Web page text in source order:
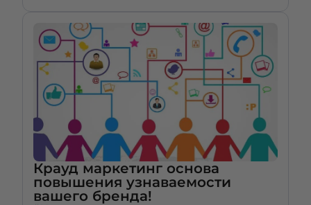
Крауд маркетинг основа
повышения узнаваемости
вашего бренда!